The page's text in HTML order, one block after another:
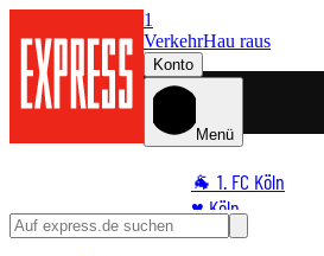
1
VerkehrHau raus
Konto
Menü
🐐 1. FC Köln
♥️ Köln
⭐ Promi